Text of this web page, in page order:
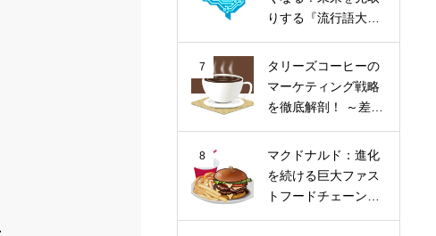
りする『流行語大賞
心トレンド」
7
タリーズコーヒーの
マーケティング戦略
を徹底解剖！ ～差別
題まで～
8
マクドナルド：進化
を続ける巨大ファス
トフードチェーンの